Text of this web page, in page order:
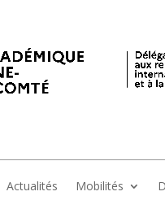
Actualités Mobilités